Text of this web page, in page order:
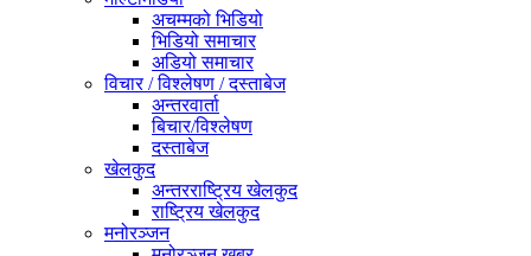
अचम्मको भिडियो
भिडियो समाचार
अडियो समाचार
विचार / विश्लेषण / दस्ताबेज
अन्तरवार्ता
बिचार/विश्लेषण
दस्ताबेज
खेलकुद
अन्तरराष्ट्रिय खेलकुद
राष्ट्रिय खेलकुद
मनोरञ्जन